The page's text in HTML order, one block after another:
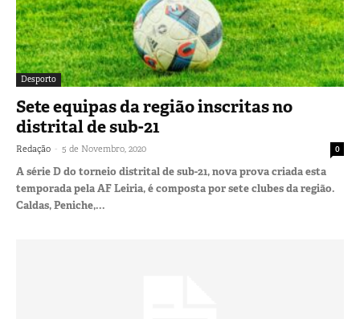
Desporto
Sete equipas da região inscritas no
distrital de sub-21
Redação - 5 de Novembro, 2020 0
A série D do torneio distrital de sub-21, nova prova criada esta
temporada pela AF Leiria, é composta por sete clubes da região.
Caldas, Peniche,...